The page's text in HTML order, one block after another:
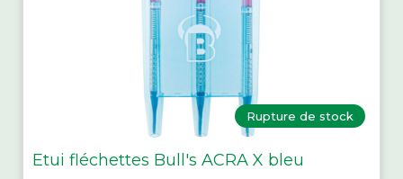
Rupture de stock
Etui fléchettes Bull's ACRA X bleu